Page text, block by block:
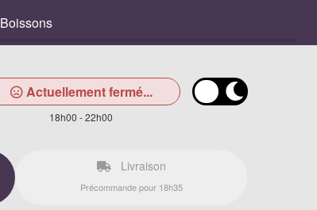
Boissons
Actuellement fermé...
18h00 - 22h00
Livraison
Précommande pour 18h35